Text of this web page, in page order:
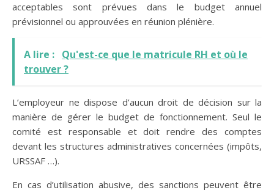
acceptables sont prévues dans le budget annuel
prévisionnel ou approuvées en réunion plénière.
A lire : Qu'est-ce que le matricule RH et où le
trouver ?
L’employeur ne dispose d’aucun droit de décision sur la
manière de gérer le budget de fonctionnement. Seul le
comité est responsable et doit rendre des comptes
devant les structures administratives concernées (impôts,
URSSAF …).
En cas d’utilisation abusive, des sanctions peuvent être